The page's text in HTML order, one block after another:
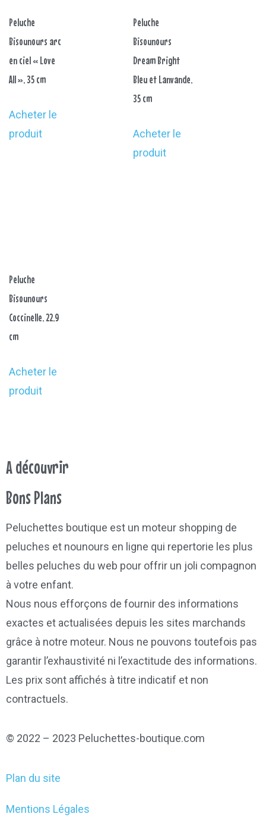
Peluche
Bisounours arc
en ciel « Love
All », 35 cm
Acheter le
produit
Peluche
Bisounours
Dream Bright
Bleu et Lanvande,
35 cm
Acheter le
produit
Peluche
Bisounours
Coccinelle, 22,9
cm
Acheter le
produit
A découvrir
Bons Plans
Peluchettes boutique est un moteur shopping de
peluches et nounours en ligne qui repertorie les plus
belles peluches du web pour offrir un joli compagnon
à votre enfant.
Nous nous efforçons de fournir des informations
exactes et actualisées depuis les sites marchands
grâce à notre moteur. Nous ne pouvons toutefois pas
garantir l’exhaustivité ni l’exactitude des informations.
Les prix sont affichés à titre indicatif et non
contractuels.
© 2022 – 2023 Peluchettes-boutique.com
Plan du site
Mentions Légales